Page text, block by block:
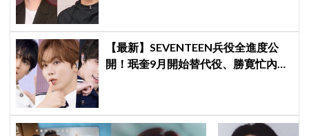
【最新】SEVENTEEN兵役全進度公
開！珉奎9月開始替代役、勝寛忙內